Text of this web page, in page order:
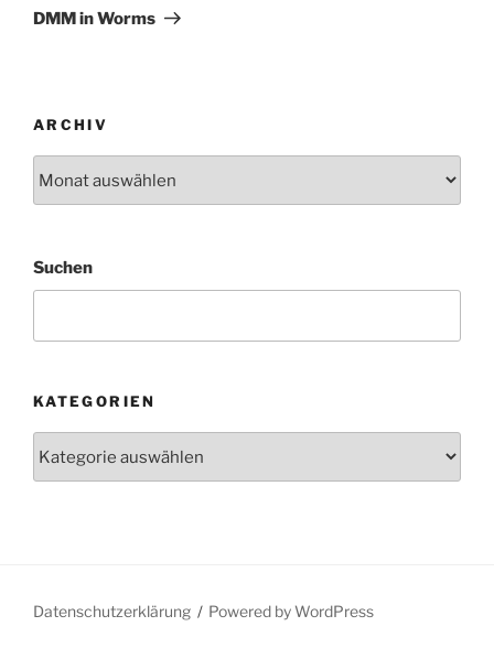
Beitrag
DMM in Worms
ARCHIV
Suchen
KATEGORIEN
Datenschutzerklärung Powered by WordPress